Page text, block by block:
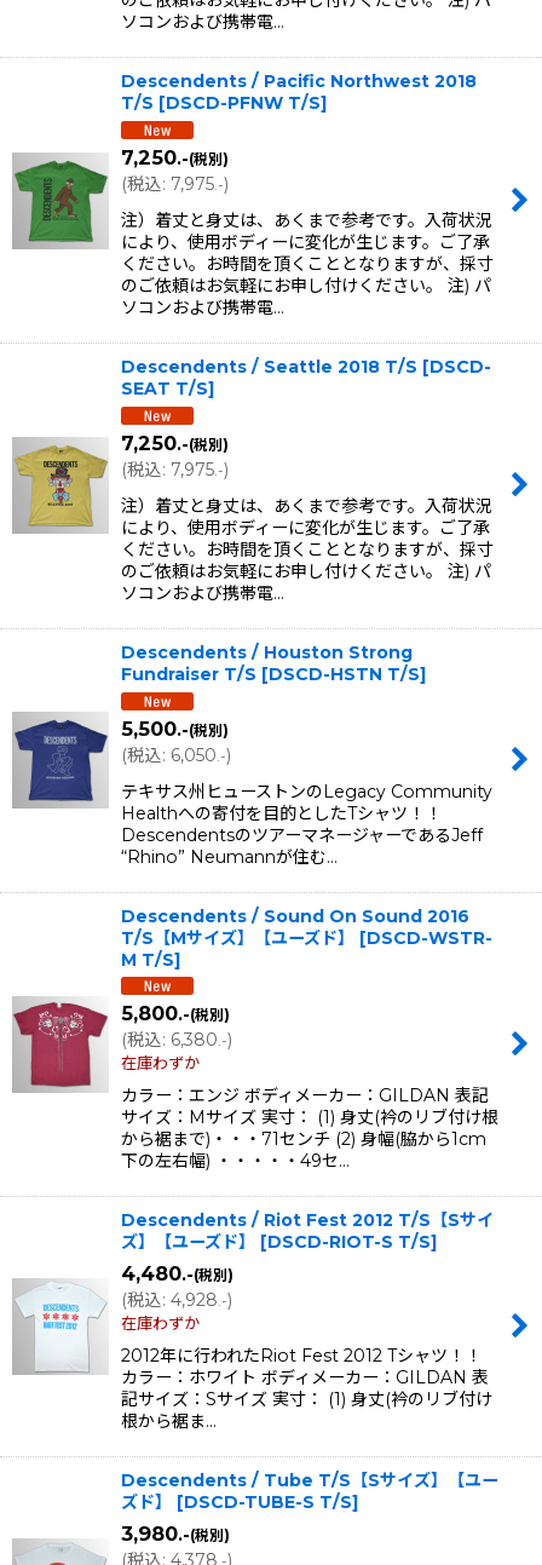
ソコンおよび携帯電…
Descendents / Pacific Northwest 2018
T/S [DSCD-PFNW T/S]
7,250.-(税別)
(税込: 7,975.-)
注）着丈と身丈は、あくまで参考です。入荷状況
により、使用ボディーに変化が生じます。ご了承
ください。お時間を頂くこととなりますが、採寸
のご依頼はお気軽にお申し付けください。 注) パ
ソコンおよび携帯電…
Descendents / Seattle 2018 T/S [DSCD-
SEAT T/S]
7,250.-(税別)
(税込: 7,975 .-)
注）着丈と身丈は、あくまで参考です。入荷状況
により、使用ボディーに変化が生じます。ご了承
ください。お時間を頂くこととなりますが、採寸
のご依頼はお気軽にお申し付けください。 注) パ
ソコンおよび携帯電…
Descendents / Houston Strong
Fundraiser T/S [DSCD-HSTN T/S]
5,500.-(税別)
(税込: 6,050 .-)
テキサス州ヒューストンのLegacy Community
Healthへの寄付を目的としたTシャツ！！
DescendentsのツアーマネージャーであるJeff
“Rhino” Neumannが住む…
Descendents / Sound On Sound 2016
T/S【Mサイズ】【ユーズド】
[DSCD-WSTR-
M T/S]
5,800.-(税別)
(税込: 6,380.-)
在庫わずか
カラー：エンジ ボディメーカー：GILDAN 表記
サイズ：Mサイズ 実寸： (1) 身丈(衿のリブ付け根
から裾まで)・・・71センチ (2) 身幅(脇から1cm
下の左右幅) ・・・・・49セ…
Descendents / Riot Fest 2012 T/S【Sサイ
ズ】【ユーズド】
[DSCD-RIOT-S T/S]
4,480.-(税別)
(税込: 4,928.-)
在庫わずか
2012年に行われたRiot Fest 2012 Tシャツ！！
カラー：ホワイト ボディメーカー：GILDAN 表
記サイズ：Sサイズ 実寸： (1) 身丈(衿のリブ付け
根から裾ま…
Descendents / Tube T/S【Sサイズ】【ユー
ズド】
[DSCD-TUBE-S T/S]
3,980.-(税別)
(税込: 4,378 .-)